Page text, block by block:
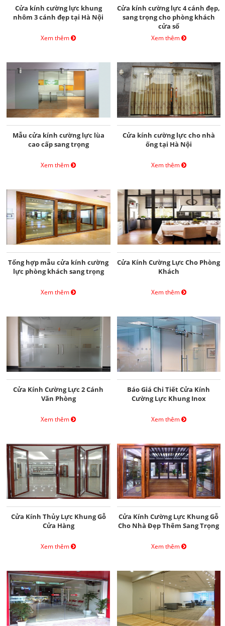
Cửa kính cường lực khung
nhôm 3 cánh đẹp tại Hà Nội
Xem thêm
Cửa kính cường lực 4 cánh đẹp,
sang trọng cho phòng khách
cửa sổ
Xem thêm
Mẫu cửa kính cường lực lùa
cao cấp sang trọng
Xem thêm
Cửa kính cường lực cho nhà
ống tại Hà Nội
Xem thêm
Tổng hợp mẫu cửa kính cường
lực phòng khách sang trọng
Xem thêm
Cửa Kính Cường Lực Cho Phòng
Khách
Xem thêm
Cửa Kính Cường Lực 2 Cánh
Văn Phòng
Xem thêm
Báo Giá Chi Tiết Cửa Kính
Cường Lực Khung Inox
Xem thêm
Cửa Kính Thủy Lực Khung Gỗ
Cửa Hàng
Xem thêm
Cửa Kính Cường Lực Khung Gỗ
Cho Nhà Đẹp Thêm Sang Trọng
Xem thêm